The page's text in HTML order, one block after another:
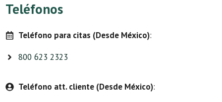
Teléfonos
Teléfono para citas (Desde México):
800 623 2323
Teléfono att. cliente (Desde México):